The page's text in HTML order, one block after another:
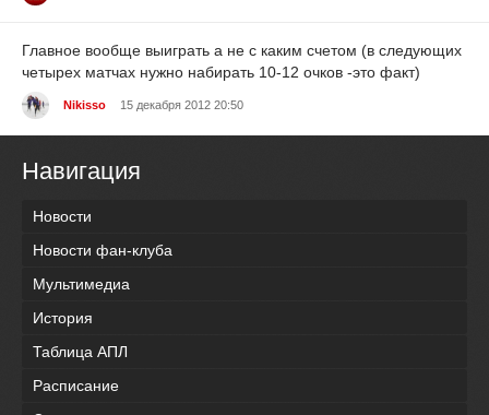
Главное вообще выиграть а не с каким счетом (в следующих
четырех матчах нужно набирать 10-12 очков -это факт)
Nikisso 15 декабря 2012 20:50
Навигация
Новости
Новости фан-клуба
Мультимедиа
История
Таблица АПЛ
Расписание